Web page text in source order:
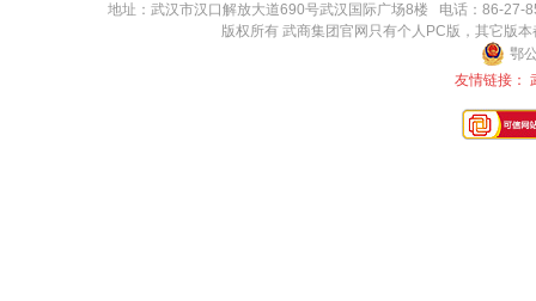
地址：武汉市汉口解放大道690号武汉国际广场8楼 电话：86-
版权所有 武商集团官网只有个人PC版，其它版
鄂
友情链接：